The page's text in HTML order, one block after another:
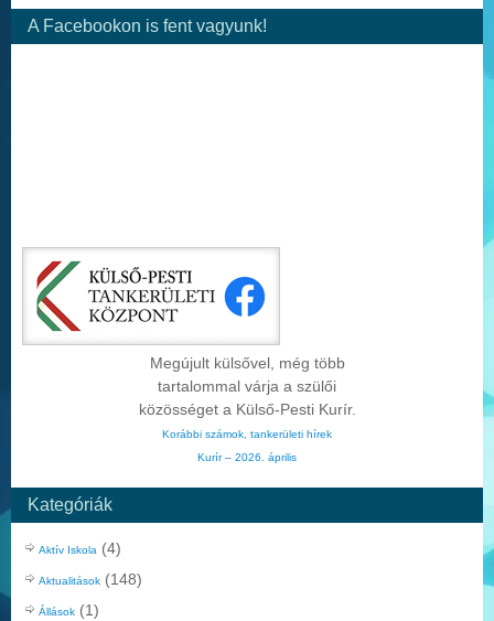
A Facebookon is fent vagyunk!
Megújult külsővel, még több
tartalommal várja a szülői
közösséget a Külső-Pesti Kurír.
Korábbi számok, tankerületi hírek
Kurír – 2026. április
Kategóriák
Aktív Iskola (4)
Aktualitások (148)
Állások (1)